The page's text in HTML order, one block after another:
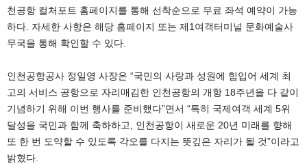
천공항 컬처포트 홈페이지를 통해 선착순으로 무료 좌석 예약이 가능
하다. 자세한 사항은 해당 홈페이지 또는 제1여객터미널 문화예술사
무국을 통해 확인할 수 있다.
인천공항공사 정일영 사장은 “국민의 사랑과 성원에 힘입어 세계 최
고의 서비스 공항으로 자리매김한 인천공항의 개항 18주년을 다 같이
기념하기 위해 이번 행사를 준비했다”면서 “특히 국제여객 세계 5위
달성을 국민과 함께 축하하고, 인천공항이 새로운 20년 미래를 향해
또 한 번 도약할 수 있도록 각오를 다지는 뜻깊은 자리가 될 것”이라고
밝혔다.